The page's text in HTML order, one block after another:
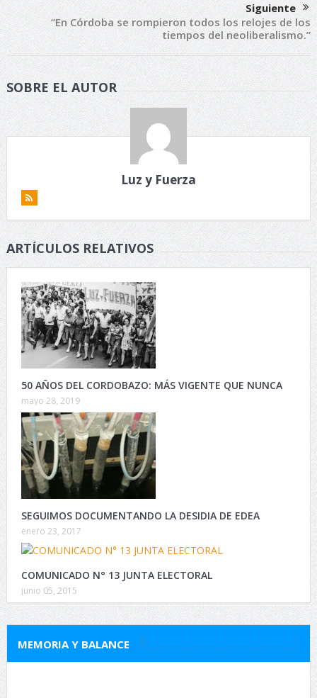
Siguiente
“En Córdoba se rompieron todos los relojes de los
tiempos del neoliberalismo.”
SOBRE EL AUTOR
Luz y Fuerza
ARTÍCULOS RELATIVOS
50 AÑOS DEL CORDOBAZO: MÁS VIGENTE QUE NUNCA
mayo 28, 2019
SEGUIMOS DOCUMENTANDO LA DESIDIA DE EDEA
enero 23, 2017
COMUNICADO N° 13 JUNTA ELECTORAL
junio 05, 2015
MEMORIA Y BALANCE